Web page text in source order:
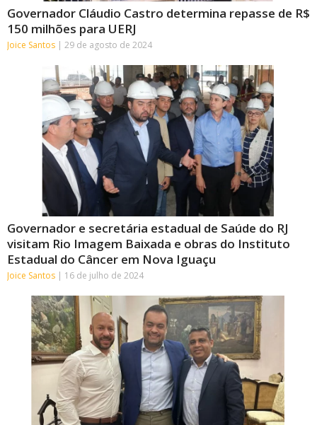
Governador Cláudio Castro determina repasse de R$
150 milhões para UERJ
Joice Santos 29 de agosto de 2024
Governador e secretária estadual de Saúde do RJ
visitam Rio Imagem Baixada e obras do Instituto
Estadual do Câncer em Nova Iguaçu
Joice Santos 16 de julho de 2024